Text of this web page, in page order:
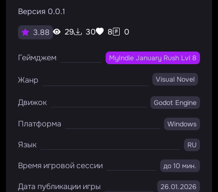
Версия 0.0.1
3.88 29 30 8 0
Геймджем MyIndie January Rush Lvl 8
Жанр Visual Novel
Движок Godot Engine
Платформа Windows
Язык RU
Время игровой сессии до 10 мин.
Дата публикации игры 26.01.2026